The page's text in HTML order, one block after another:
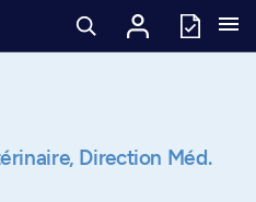
Direction Méd.